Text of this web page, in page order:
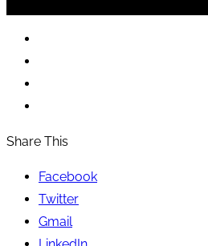
Share This
Facebook
Twitter
Gmail